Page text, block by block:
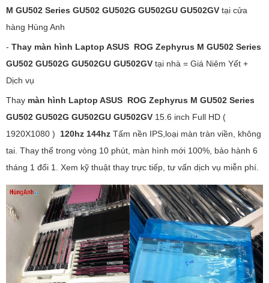
M GU502 Series GU502 GU502G GU502GU GU502GV tại cửa
hàng Hùng Anh
- Thay màn hình Laptop ASUS ROG Zephyrus M GU502 Series
GU502 GU502G GU502GU GU502GV tại nhà = Giá Niêm Yết +
Dịch vụ
Thay màn hình Laptop ASUS ROG Zephyrus M GU502 Series
GU502 GU502G GU502GU GU502GV 15.6 inch Full HD (
1920X1080 ) 120hz 144hz Tấm nền IPS,loại màn tràn viền, không
tai. Thay thế trong vòng 10 phút, màn hình mới 100%, bảo hành 6
tháng 1 đổi 1. Xem kỹ thuật thay trực tiếp, tư vấn dịch vụ miễn phí.